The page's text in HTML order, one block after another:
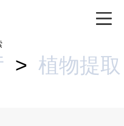
> 植物提取